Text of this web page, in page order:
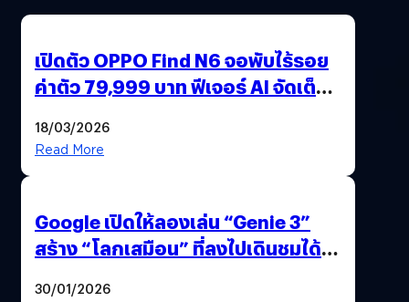
เปิดตัว OPPO Find N6 จอพับไร้รอย
ค่าตัว 79,999 บาท ฟีเจอร์ AI จัดเต็ม
18/03/2026
Read More
Google เปิดให้ลองเล่น “Genie 3”
สร้าง “โลกเสมือน” ที่ลงไปเดินชมได้
30/01/2026